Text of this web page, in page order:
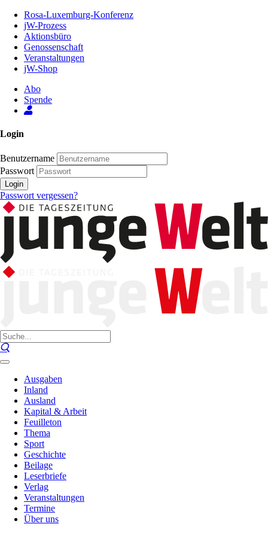
Inhalt
Seite
Rosa-Luxemburg-Konferenz
jW-Prozess
Aktionsbüro
Genossenschaft
Veranstaltungen
jW-Shop
Abo
Spende
Login
Benutzername
Passwort
Login
Passwort vergessen?
Ausgaben
Inland
Ausland
Kapital & Arbeit
Feuilleton
Thema
Sport
Geschichte
Beilage
Leserbriefe
Verlag
Veranstaltungen
Termine
Über uns